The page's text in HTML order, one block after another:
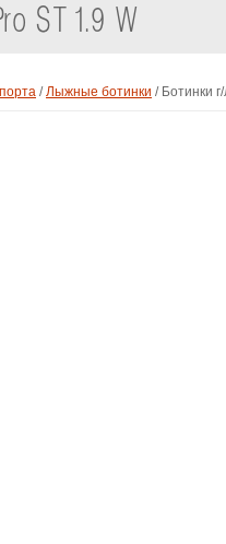
ST 1.9 W
/Лыжные ботинки / Ботинки